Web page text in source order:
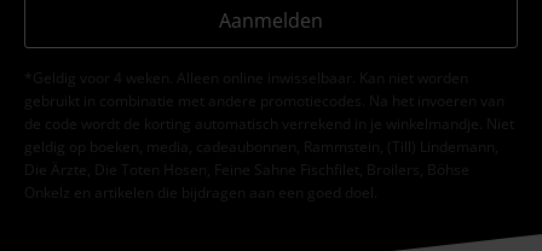
Aanmelden
*Geldig voor 4 weken. Alleen online inwisselbaar. Kan niet worden
gebruikt in combinatie met andere promotiecodes. Na het invoeren van
de code wordt de korting automatisch verrekend in je winkelmandje. Niet
geldig op boeken, media, cadeaubonnen, Rammstein, (Till) Lindemann,
Die Ärzte, Die Toten Hosen, Feine Sahne Fischfilet, Broilers, Böhse
Onkelz en artikelen die bijdragen aan een goed doel.